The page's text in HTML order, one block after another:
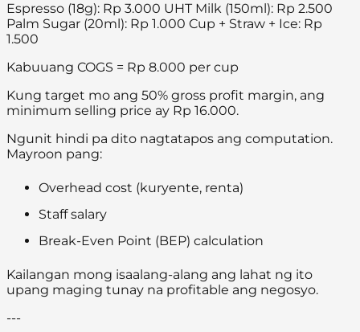
Espresso (18g): Rp 3.000 UHT Milk (150ml): Rp 2.500
Palm Sugar (20ml): Rp 1.000 Cup + Straw + Ice: Rp
1.500
Kabuuang COGS = Rp 8.000 per cup
Kung target mo ang 50% gross profit margin, ang
minimum selling price ay Rp 16.000.
Ngunit hindi pa dito nagtatapos ang computation.
Mayroon pang:
Overhead cost (kuryente, renta)
Staff salary
Break-Even Point (BEP) calculation
Kailangan mong isaalang-alang ang lahat ng ito
upang maging tunay na profitable ang negosyo.
---